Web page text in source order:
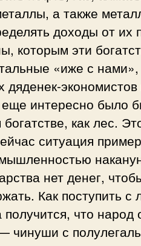
а также
доходы от
которым эти
«иже с
дяденек-
интересно было
богатстве, как лес.
ситуация
нет денег,
Как поступить
получится, что народ
чинуши с